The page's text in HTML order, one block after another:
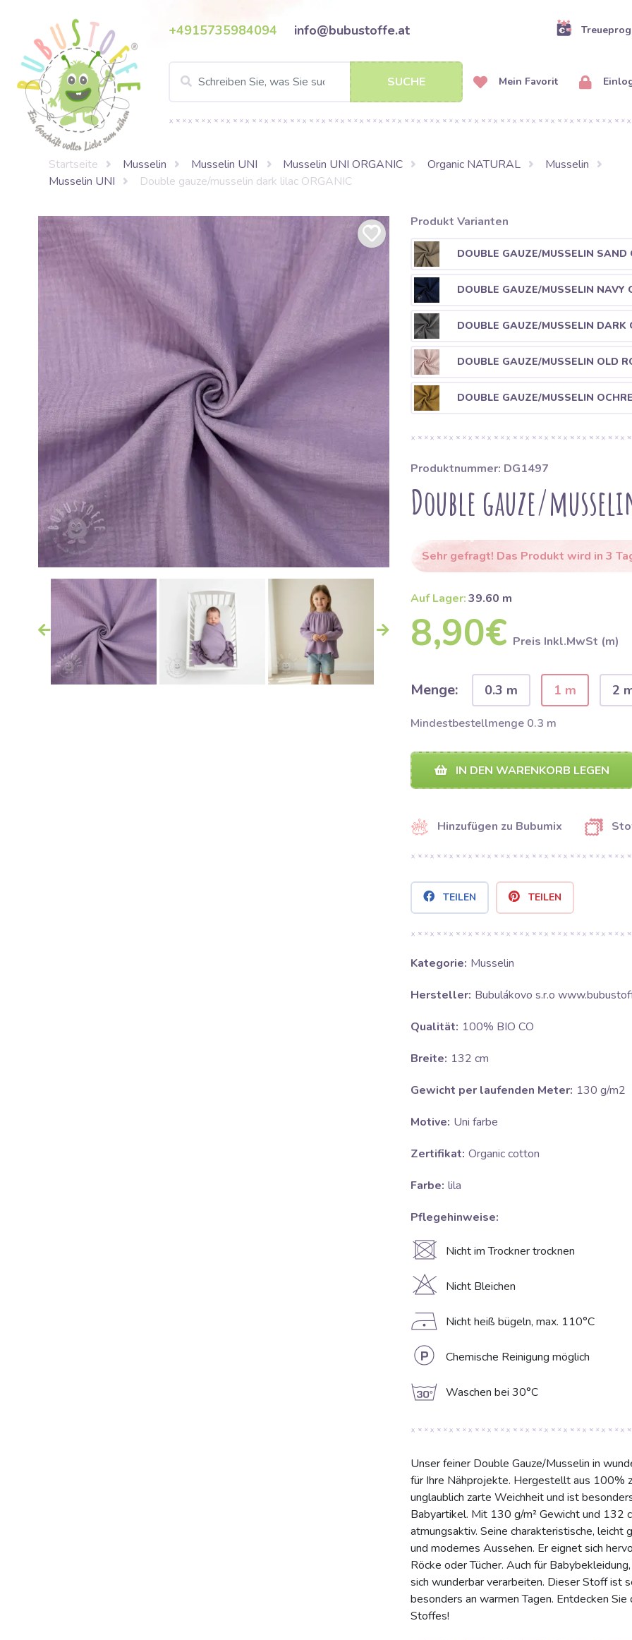
+4915735984094 info@bubustoffe.at
SUCHE Mein Favorit
Startseite Musselin Musselin UNI Musselin UNI ORGANIC Organic NATURAL
Musselin
Musselin UNI
Double gauze/musselin dark lilac ORGANIC
Produkt Varianten
DOUBLE GAUZE/MUSSELIN SAND
DOUBLE GAUZE/MUSSELIN NAVY
DOUBLE GAUZE/MUSSELIN DARK
DOUBLE GAUZE/MUSSELIN OLD
DOUBLE GAUZE/MUSSELIN
Produktnummer: DG1497
Double gauze/
Sehr gefragt! Das Produkt wird in 3
Auf Lager:39.60 m
8,90€ Preis Inkl.MwSt (m)
Menge: 0.3 m 1 m 2
Mindestbestellmenge 0.3 m
IN DEN WARENKORB LEGEN
Hinzufügen zu Bubumix
TEILEN TEILEN
Kategorie: Musselin
Hersteller: Bubulákovo s.r.o
Qualität: 100% BIO CO
Breite: 132 cm
Gewicht per laufenden Meter: 130 g/m2
Motive: Uni farbe
Zertifikat: Organic cotton
Farbe: lila
Pflegehinweise:
U Nicht im Trockner trocknen
H Nicht Bleichen
D Nicht heiß bügeln, max. 110°C
L Chemische Reinigung möglich
g Waschen bei 30°C
Unser feiner Double Gauze/Musselin in
für Ihre Nähprojekte. Hergestellt aus
unglaublich zarte Weichheit und ist
Babyartikel. Mit 130 g/m² Gewicht und 132
atmungsaktiv. Seine charakteristische,
und modernes Aussehen. Er eignet sich
Röcke oder Tücher. Auch für
sich wunderbar verarbeiten. Dieser Stoff ist
besonders an warmen Tagen. Entdecken
Stoffes!